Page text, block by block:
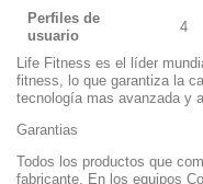
Perfiles de
usuario
4
Life Fitness es el líder
fitness, lo que garantiza la
tecnología mas avanzada y
Garantias
Todos los productos que
fabricante. En los equipos